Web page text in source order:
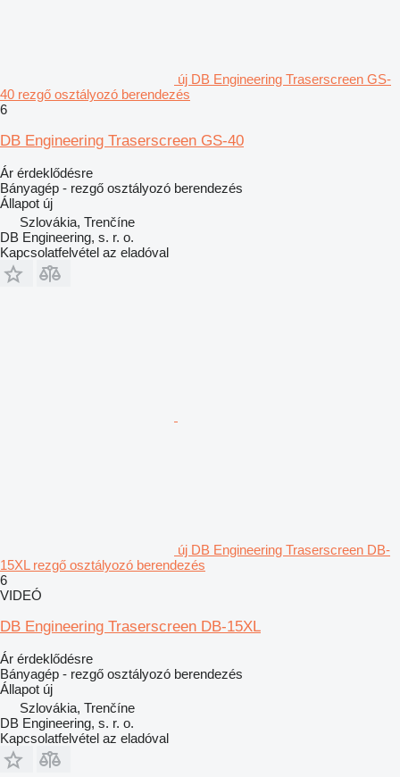
új DB Engineering Traserscreen GS-
40 rezgő osztályozó berendezés
6
DB Engineering Traserscreen GS-40
Ár érdeklődésre
Bányagép - rezgő osztályozó berendezés
Állapot új
Szlovákia, Trenčíne
DB Engineering, s. r. o.
Kapcsolatfelvétel az eladóval
új DB Engineering Traserscreen DB-
15XL rezgő osztályozó berendezés
6
VIDEÓ
DB Engineering Traserscreen DB-15XL
Ár érdeklődésre
Bányagép - rezgő osztályozó berendezés
Állapot új
Szlovákia, Trenčíne
DB Engineering, s. r. o.
Kapcsolatfelvétel az eladóval